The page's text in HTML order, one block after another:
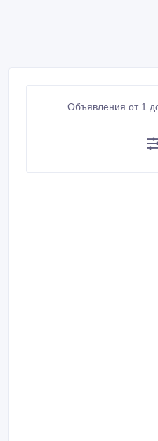
Объявления от 1